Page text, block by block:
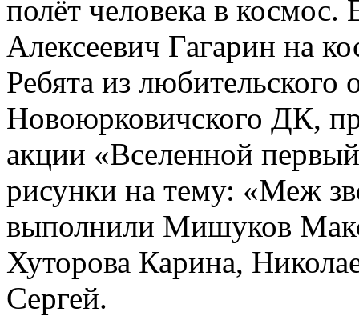
полёт человека в
Алексеевич Гагарин на
Ребята из любительского
Новоюрковичского ДК,
акции «Вселенной
рисунки на тему: «Меж
выполнили Мишуков
Хуторова Карина,
Сергей.